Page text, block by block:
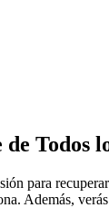
Todos
para
Además,